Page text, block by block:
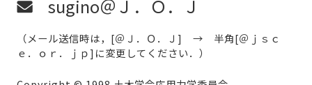
sugino＠Ｊ．Ｏ．Ｊ
（メール送信時は，[＠Ｊ．Ｏ．Ｊ] → 半角[＠ｊｓｃ
ｅ．ｏｒ．ｊｐ]に変更してください．）